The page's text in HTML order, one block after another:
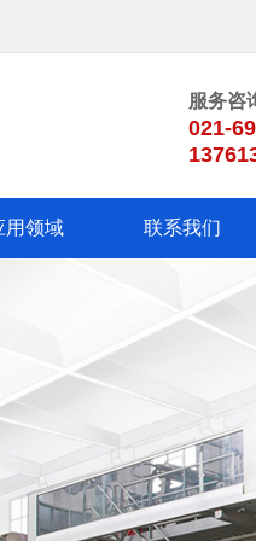
服务咨
021-
用领域 联系我们